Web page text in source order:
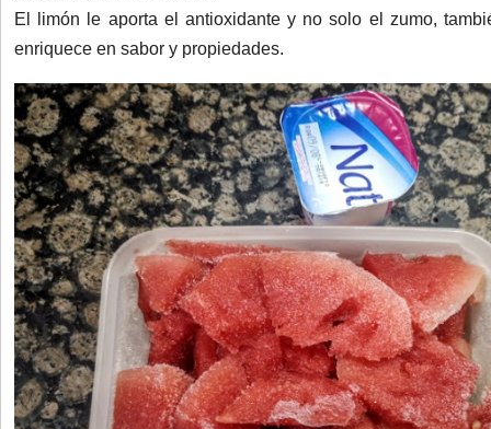
El limón le aporta el antioxidante y no solo el zumo,
enriquece en sabor y propiedades.